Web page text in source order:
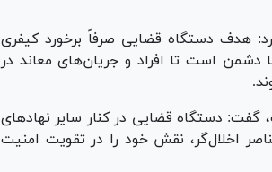
هدف دستگاه قضایی صرفاً برخورد کیفری
دشمن است تا افراد و جریان‌های معاند در
گفت: دستگاه قضایی در کنار سایر نهاد‌های
اخلال‌گر، نقش خود را در تقویت امنیت